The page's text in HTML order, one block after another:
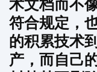
术文档而不
符合规定，
的积累技术
产，而自己